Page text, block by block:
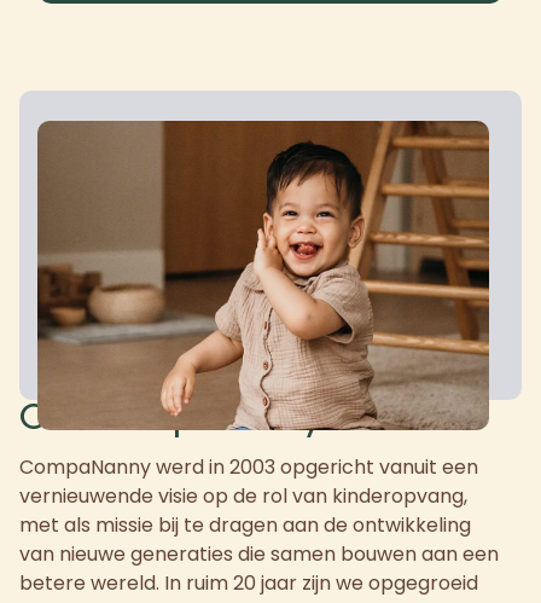
Over CompaNanny
CompaNanny werd in 2003 opgericht vanuit een
vernieuwende visie op de rol van kinderopvang,
met als missie bij te dragen aan de ontwikkeling
van nieuwe generaties die samen bouwen aan een
betere wereld. In ruim 20 jaar zijn we opgegroeid